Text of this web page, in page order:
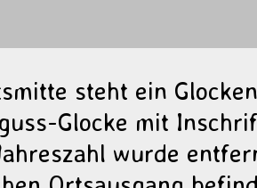
steht ein
Glocke mit
wurde